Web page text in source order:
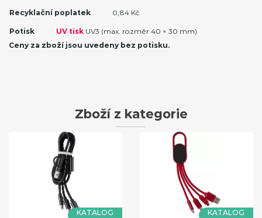
Recyklační poplatek 0,84 Kč
Potisk UV tisk UV3 (max. rozměr 40 × 30 mm)
Ceny za zboží jsou uvedeny bez potisku.
Zboží z kategorie
KATALOG
KATALOG